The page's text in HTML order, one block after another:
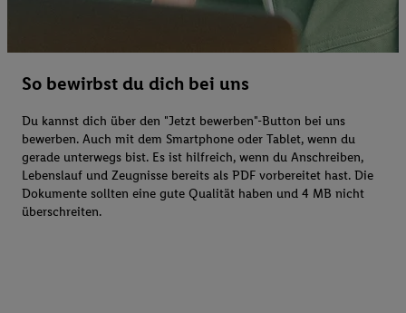
So bewirbst du dich bei uns
Du kannst dich über den "Jetzt bewerben"-Button bei uns
bewerben. Auch mit dem Smartphone oder Tablet, wenn du
gerade unterwegs bist. Es ist hilfreich, wenn du Anschreiben,
Lebenslauf und Zeugnisse bereits als PDF vorbereitet hast. Die
Dokumente sollten eine gute Qualität haben und 4 MB nicht
überschreiten.